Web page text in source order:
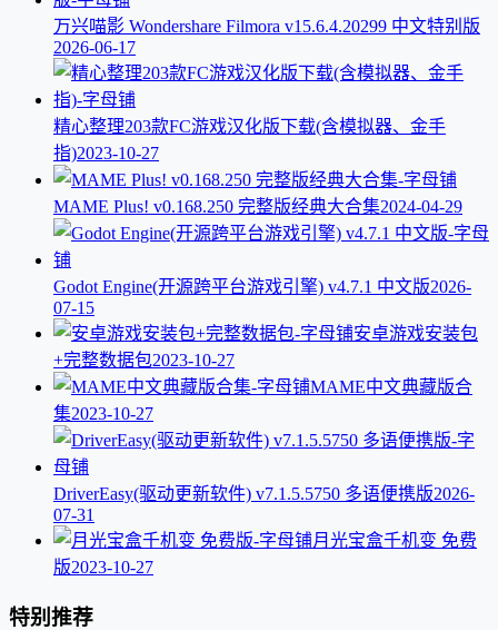
万兴喵影 Wondershare Filmora v15.6.4.20299 中文特别版
2026-06-17
精心整理203款FC游戏汉化版下载(含模拟器、金手
指)2023-10-27
MAME Plus! v0.168.250 完整版经典大合集2024-04-29
Godot Engine(开源跨平台游戏引擎) v4.7.1 中文版2026-
07-15
安卓游戏安装包
+完整数据包2023-10-27
MAME中文典藏版合
集2023-10-27
DriverEasy(驱动更新软件) v7.1.5.5750 多语便携版2026-
07-31
月光宝盒千机变 免费
版2023-10-27
特别推荐